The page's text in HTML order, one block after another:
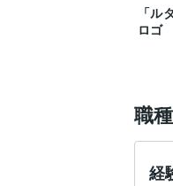
「ル
ロゴ
職
経